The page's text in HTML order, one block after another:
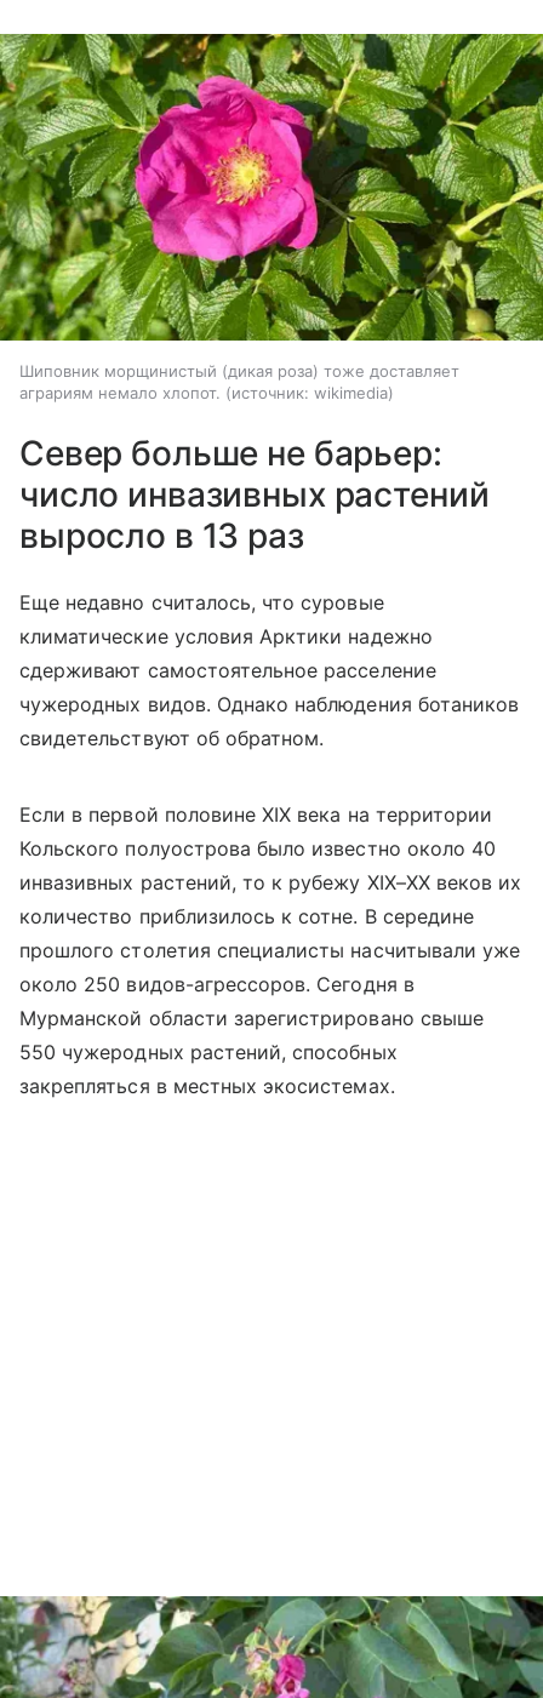
Шиповник морщинистый (дикая роза) тоже доставляет
аграриям немало хлопот.
источник: wikimedia
Север больше не барьер:
число инвазивных растений
выросло в 13 раз
Еще недавно считалось, что суровые
климатические условия Арктики надежно
сдерживают самостоятельное расселение
чужеродных видов. Однако наблюдения ботаников
свидетельствуют об обратном.
Если в первой половине XIX века на территории
Кольского полуострова было известно около 40
инвазивных растений, то к рубежу XIX–XX веков их
количество приблизилось к сотне. В середине
прошлого столетия специалисты насчитывали уже
около 250 видов-агрессоров. Сегодня в
Мурманской области зарегистрировано свыше
550 чужеродных растений, способных
закрепляться в местных экосистемах.